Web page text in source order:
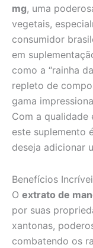
mg, uma
vegetais,
consumidor
em
como a “rainha
repleto de
gama
Com a qualidade
este suplemento
deseja adicionar
Benefícios
O extrato de
por suas
xantonas,
combatendo os